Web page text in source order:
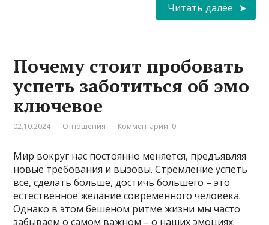
Читать далее
Почему стоит пробовать
успеть заботиться об эмо
ключевое
02.10.2024 Отношения Комментарии: 0
Мир вокруг нас постоянно меняется, предъявляя
новые требования и вызовы. Стремление успеть
всё, сделать больше, достичь большего – это
естественное желание современного человека.
Однако в этом бешеном ритме жизни мы часто
забываем о самом важном – о наших эмоциях.